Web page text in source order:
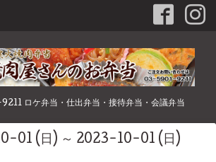
ロケ弁当・仕出弁当・接待弁当・会議弁当
01 (日) ～ 2023-10-01 (日)